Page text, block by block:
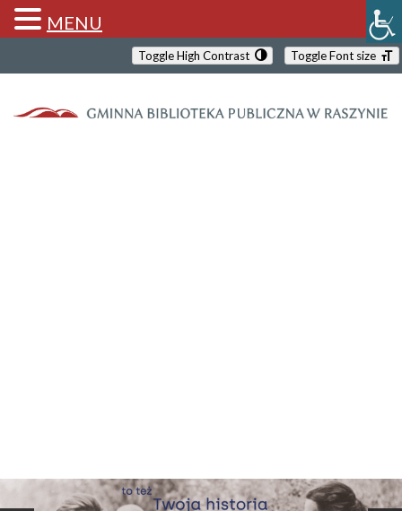
Toggle High Contrast Toggle Font size
MENU